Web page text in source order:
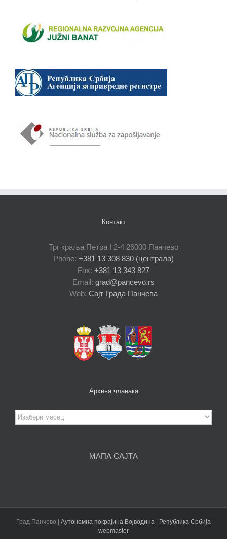
Контакт
Трг краља Петра I 2-4 26000 Панчево
Phone: +381 13 308 830 (централа)
Fax: +381 13 343 827
Email: grad@pancevo.rs
Web: Сајт Града Панчева
Архива чланака
Архива
чланака
МАПА САЈТА
Град Панчево | Аутономна покрајина Војводина
Република Србија
webmaster